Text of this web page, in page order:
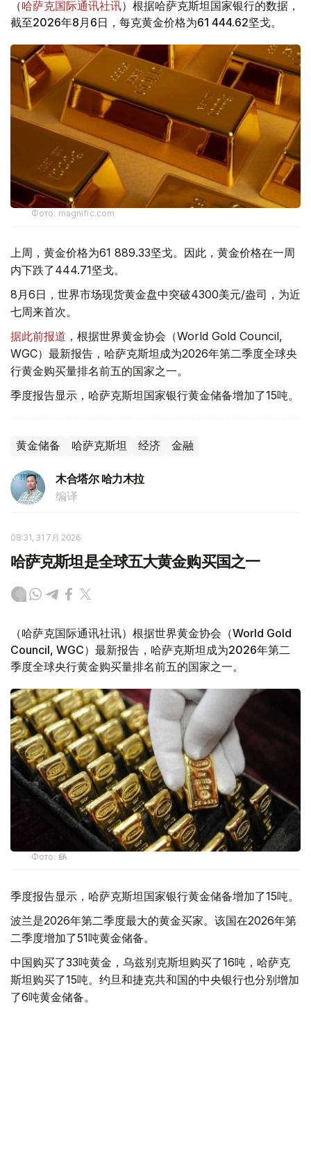
（哈萨克国际通讯社讯）根据哈萨克斯坦国家银行的数据，
截至2026年8月6日，每克黄金价格为61 444.62坚戈。
Фото: magnific.com
上周，黄金价格为61 889.33坚戈。因此，黄金价格在一周
内下跌了444.71坚戈。
8月6日，世界市场现货黄金盘中突破4300美元/盎司，为近
七周来首次。
据此前报道 ，根据世界黄金协会（World Gold Council,
WGC）最新报告，哈萨克斯坦成为2026年第二季度全球央
行黄金购买量排名前五的国家之一。
季度报告显示，哈萨克斯坦国家银行黄金储备增加了15吨。
黄金储备 哈萨克斯坦 经济 金融
木合塔尔 哈力木拉
编译
08:31, 31 7月 2026
哈萨克斯坦是全球五大黄金购买国之一
（哈萨克国际通讯社讯）根据世界黄金协会（World Gold
Council, WGC）最新报告，哈萨克斯坦成为2026年第二
季度全球央行黄金购买量排名前五的国家之一。
Фото: ӨзА
季度报告显示，哈萨克斯坦国家银行黄金储备增加了15吨。
波兰是2026年第二季度最大的黄金买家。该国在2026年第
二季度增加了51吨黄金储备。
中国购买了33吨黄金，乌兹别克斯坦购买了16吨，哈萨克
斯坦购买了15吨。约旦和捷克共和国的中央银行也分别增加
了6吨黄金储备。